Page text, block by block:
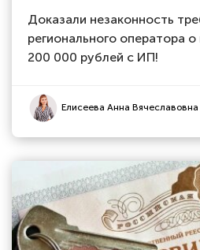
Доказали незаконность
регионального оператора
200 000 рублей с ИП!
Елисеева Анна Вячеславовна